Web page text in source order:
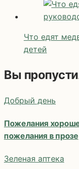
Что едят
детей
Вы
Добрый день
Пожелания
пожелания в прозе
Зеленая аптека